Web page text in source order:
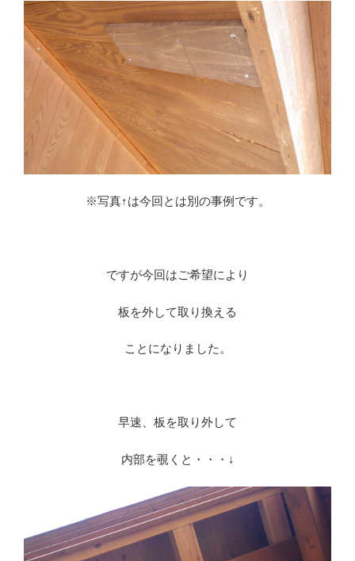
※写真↑は今回とは別の事例です。
ですが今回はご希望により
板を外して取り換える
ことになりました。
早速、板を取り外して
内部を覗くと・・・↓